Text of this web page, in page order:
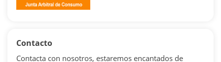
Contacto
Contacta con nosotros, estaremos encantados de